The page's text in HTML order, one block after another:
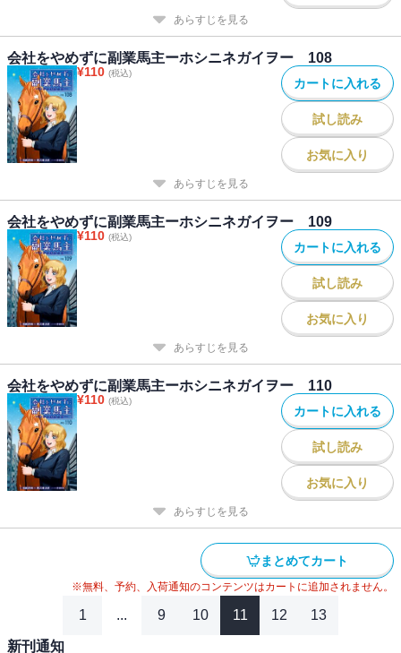
あらすじを見る
会社をやめずに副業馬主ーホシニネガイヲー 108
¥110 (税込)
カートに入れる
試し読み
お気に入り
あらすじを見る
会社をやめずに副業馬主ーホシニネガイヲー 109
¥110 (税込)
カートに入れる
試し読み
お気に入り
あらすじを見る
会社をやめずに副業馬主ーホシニネガイヲー 110
¥110 (税込)
カートに入れる
試し読み
お気に入り
あらすじを見る
まとめてカート
※無料、予約、入荷通知のコンテンツはカートに追加されません。
1 ... 9 10 11 12 13
新刊通知